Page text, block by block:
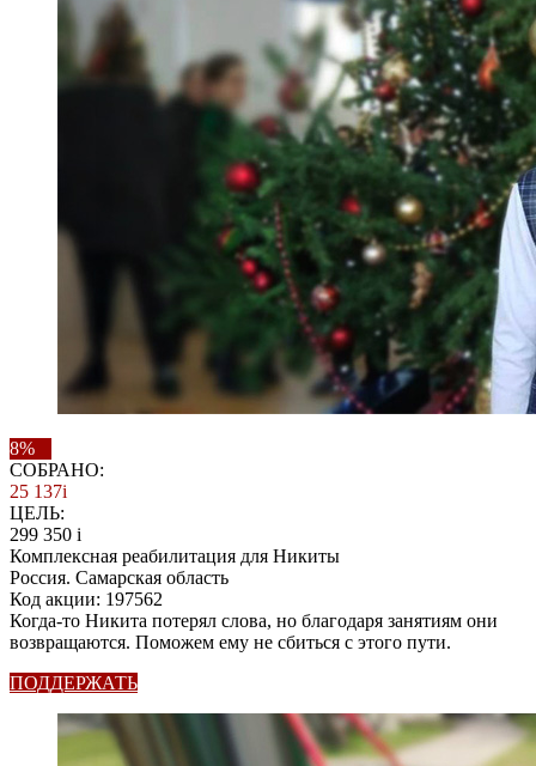
8%
СОБРАНО:
25 137i
ЦЕЛЬ:
299 350 i
Комплексная реабилитация для Никиты
Россия. Самарская область
Код акции: 197562
Когда-то Никита потерял слова, но благодаря занятиям они
возвращаются. Поможем ему не сбиться с этого пути.
ПОДДЕРЖАТЬ